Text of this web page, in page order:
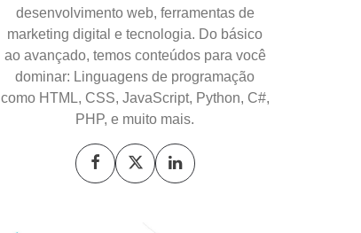
desenvolvimento web, ferramentas de
marketing digital e tecnologia. Do básico
ao avançado, temos conteúdos para você
dominar: Linguagens de programação
como HTML, CSS, JavaScript, Python, C#,
PHP, e muito mais.